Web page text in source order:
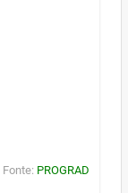
Fonte: PROGRAD